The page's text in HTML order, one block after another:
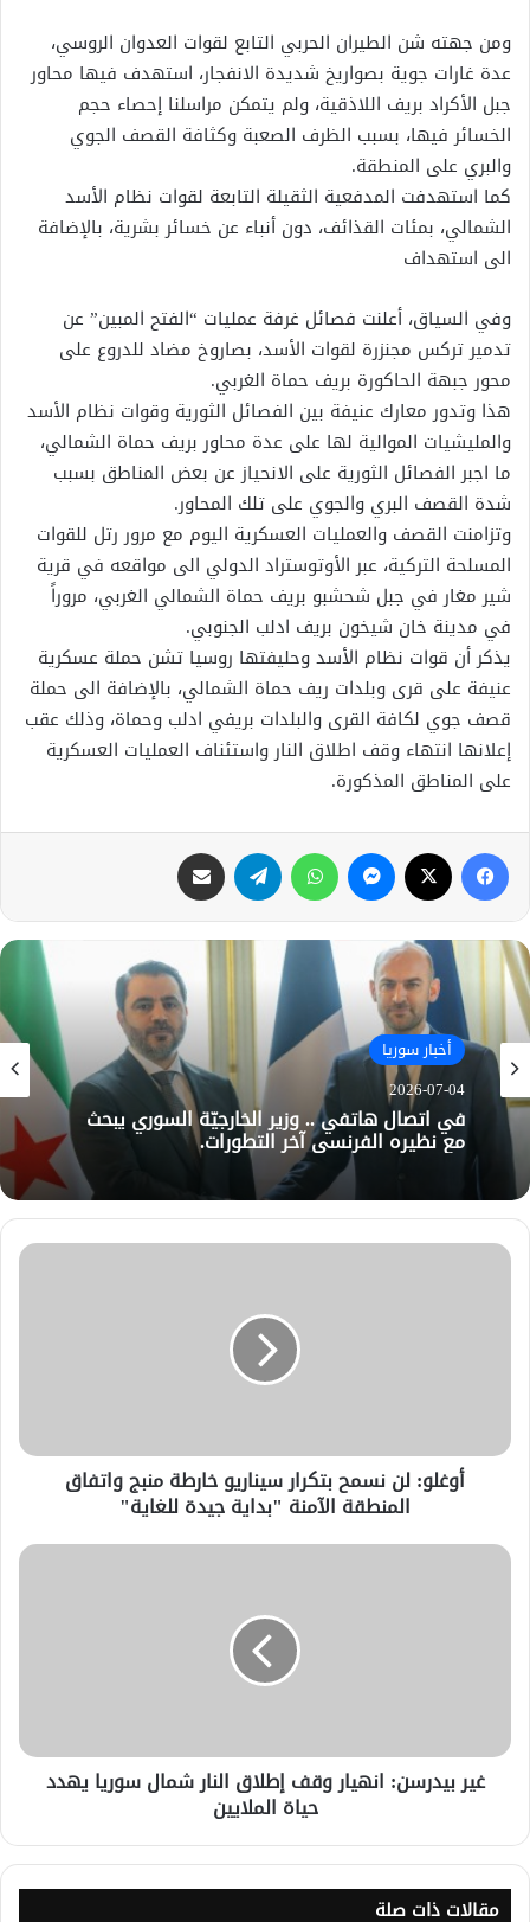
ومن جهته شن الطيران الحربي التابع لقوات العدوان الروسي،
عدة غارات جوية بصواريخ شديدة الانفجار، استهدف فيها محاور
جبل الأكراد بريف اللاذقية، ولم يتمكن مراسلنا إحصاء حجم
الخسائر فيها، بسبب الظرف الصعبة وكثافة القصف الجوي
والبري على المنطقة.
كما استهدفت المدفعية الثقيلة التابعة لقوات نظام الأسد
الشمالي، بمئات القذائف، دون أنباء عن خسائر بشرية، بالإضافة
الى استهداف
وفي السياق، أعلنت فصائل غرفة عمليات “الفتح المبين” عن
تدمير تركس مجنزرة لقوات الأسد، بصاروخ مضاد للدروع على
محور جبهة الحاكورة بريف حماة الغربي.
هذا وتدور معارك عنيفة بين الفصائل الثورية وقوات نظام الأسد
والمليشيات الموالية لها على عدة محاور بريف حماة الشمالي،
ما اجبر الفصائل الثورية على الانحياز عن بعض المناطق بسبب
شدة القصف البري والجوي على تلك المحاور.
وتزامنت القصف والعمليات العسكرية اليوم مع مرور رتل للقوات
المسلحة التركية، عبر الأوتوستراد الدولي الى مواقعه في قرية
شير مغار في جبل شحشبو بريف حماة الشمالي الغربي، مروراً
في مدينة خان شيخون بريف ادلب الجنوبي.
يذكر أن قوات نظام الأسد وحليفتها روسيا تشن حملة عسكرية
عنيفة على قرى وبلدات ريف حماة الشمالي، بالإضافة الى حملة
قصف جوي لكافة القرى والبلدات بريفي ادلب وحماة، وذلك عقب
إعلانها انتهاء وقف اطلاق النار واستئناف العمليات العسكرية
على المناطق المذكورة.
فيسبوك ماسنجر واتساب تيلقرام
أخبار سوريا
2026-07-04
في اتصال هاتفي .. وزير الخارجيّة السوري يبحث
مع نظيره الفرنسي آخر التطورات.
أخبار سوريا
2026-07-01
الرئيس الشرع يستقبل وفد من شركة زين
للاتصالات في القصر الرئاسي.
أوغلو: لن نسمح بتكرار سيناريو خارطة منبج واتفاق
المنطقة الآمنة "بداية جيدة للغاية"
غير بيدرسن: انهيار وقف إطلاق النار شمال سوريا يهدد
حياة الملايين
مقالات ذات صلة